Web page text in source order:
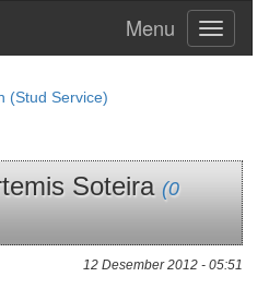
Toggle
(Stud Service)
Soteira (0
12 Desember 2012 - 05:51